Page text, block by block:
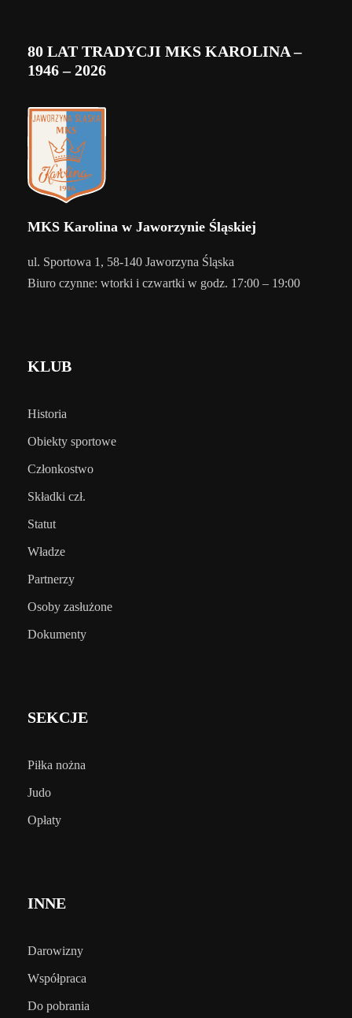
80 LAT TRADYCJI MKS KAROLINA –
1946 – 2026
MKS Karolina w Jaworzynie Śląskiej
ul. Sportowa 1, 58-140 Jaworzyna Śląska
Biuro czynne: wtorki i czwartki w godz. 17:00 – 19:00
KLUB
Historia
Obiekty sportowe
Członkostwo
Składki czł.
Statut
Władze
Partnerzy
Osoby zasłużone
Dokumenty
SEKCJE
Piłka nożna
Judo
Opłaty
INNE
Darowizny
Współpraca
Do pobrania